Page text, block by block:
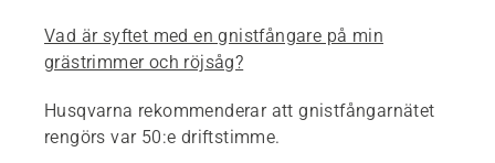
Vad är syftet med en gnistfångare på min
grästrimmer och röjsåg?
Husqvarna rekommenderar att gnistfångarnätet
rengörs var 50:e driftstimme.